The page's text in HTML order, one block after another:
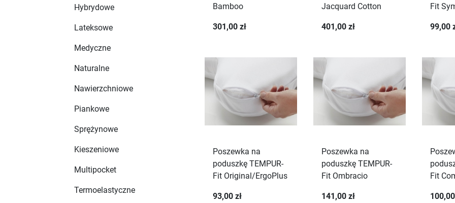
Hybrydowe
Lateksowe
Medyczne
Naturalne
Nawierzchniowe
Piankowe
Sprężynowe
Kieszeniowe
Multipocket
Termoelastyczne
Bamboo
301,00 zł
Jacquard Cotton
401,00 zł
Fit
99,00
Poszewka na
poduszkę TEMPUR-
Fit Original/ErgoPlus
93,00 zł
Poszewka na
poduszkę TEMPUR-
Fit Ombracio
141,00 zł
Fit